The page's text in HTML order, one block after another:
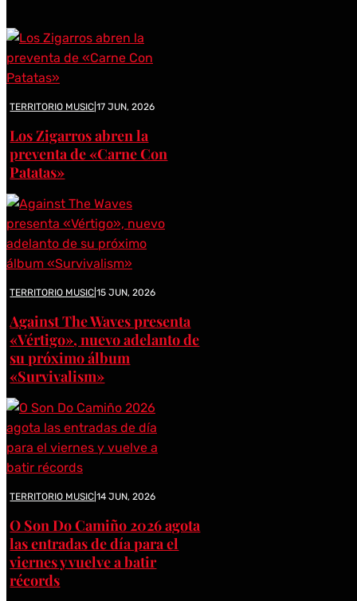
TERRITORIO MUSIC |17 JUN, 2026
Los Zigarros abren la
preventa de «Carne Con
Patatas»
TERRITORIO MUSIC |15 JUN, 2026
Against The Waves presenta
«Vértigo», nuevo adelanto de
su próximo álbum
«Survivalism»
TERRITORIO MUSIC |14 JUN, 2026
O Son Do Camiño 2026 agota
las entradas de día para el
viernes y vuelve a batir
récords